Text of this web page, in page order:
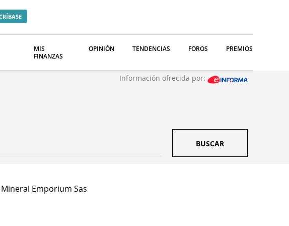
MIS
FINANZAS
OPINIÓN TENDENCIAS FOROS PREMIOS
Información ofrecida por:
BUSCAR
Mineral Emporium Sas